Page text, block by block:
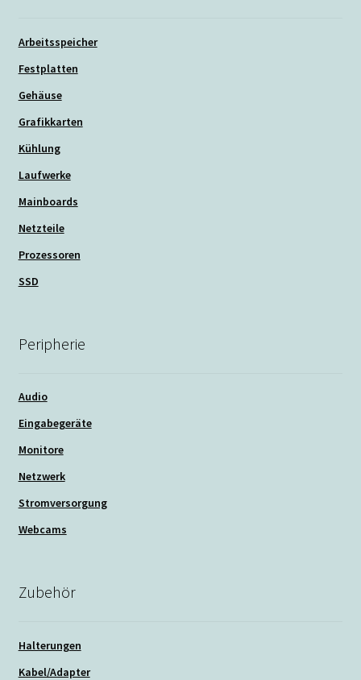
Arbeitsspeicher
Festplatten
Gehäuse
Grafikkarten
Kühlung
Laufwerke
Mainboards
Netzteile
Prozessoren
SSD
Peripherie
Audio
Eingabegeräte
Monitore
Netzwerk
Stromversorgung
Webcams
Zubehör
Halterungen
Kabel/Adapter